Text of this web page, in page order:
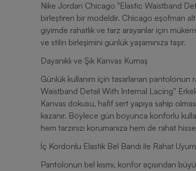
Nike Jordan Chicago "Elastic Waistband
birleştiren bir modeldir. Chicago eşofman altı modelinden ilham alan pantolon, hem sportif hem de casual
giyimde rahatlık ve tarz arayanlar için
ve stilin birleşimini günlük yaşamınıza taşır.
Dayanıklı ve Şık Kanvas Kumaş
Günlük kullanım için tasarlanan pantolonun
Waistband Detail With Internal Lacing'' Erkek
Kanvas dokusu, hafif sert yapıya sahip
kazanır. Böylece gün boyunca konforlu kullanım vadeder. Günlük hayatta dinamik
hem tarzınızı korumanıza hem de rahat
İç Kordonlu Elastik Bel Bandı ile Rahat Uyum
Pantolonun bel kısmı, konfor açısından